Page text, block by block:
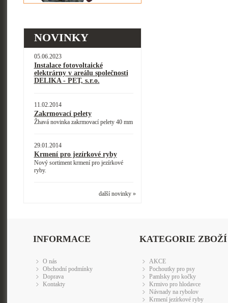
NOVINKY
05.06.2023
Instalace fotovoltaické
elektrárny v areálu společnosti
DELIKA - PET, s.r.o.
11.02.2014
Zakrmovací pelety
Žhavá novinka zakrmovací pelety 40 mm
29.01.2014
Krmení pro jezírkové ryby
Nový sortiment krmení pro jezírkové
ryby.
další novinky »
INFORMACE
O nás
Obchodní podmínky
Doprava
Kontakty
KATEGORIE ZBOŽÍ
AKCE
Pochoutky pro psy
Pamlsky pro kočky
Krmivo pro hlodavce
Návnady na rybolov
Krmení jezírkové ryby